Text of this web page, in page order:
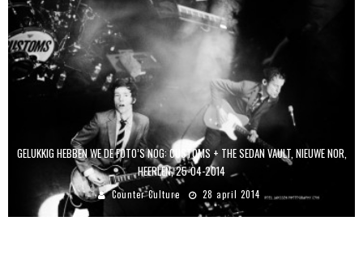
GELUKKIG HEBBEN WE DE FOTO’S NOG: CUSTOMS + THE SEDAN VAULT, NIEUWE NOR,
HEERLEN, 25-04-2014
Counter Culture 28 april 2014